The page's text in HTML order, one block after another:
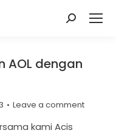
Search:
AOL dengan
Leave a comment
kami Acis